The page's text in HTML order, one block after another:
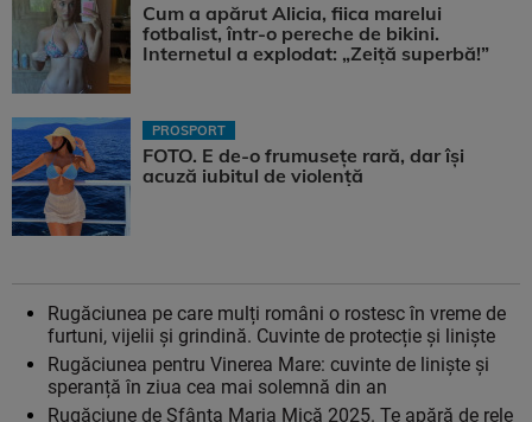
Cum a apărut Alicia, fiica marelui
fotbalist, într-o pereche de bikini.
Internetul a explodat: „Zeiță superbă!”
PROSPORT
FOTO. E de-o frumusețe rară, dar își
acuză iubitul de violență
Rugăciunea pe care mulți români o rostesc în vreme de
furtuni, vijelii și grindină. Cuvinte de protecție și liniște
Rugăciunea pentru Vinerea Mare: cuvinte de liniște și
speranță în ziua cea mai solemnă din an
Rugăciune de Sfânta Maria Mică 2025. Te apără de rele